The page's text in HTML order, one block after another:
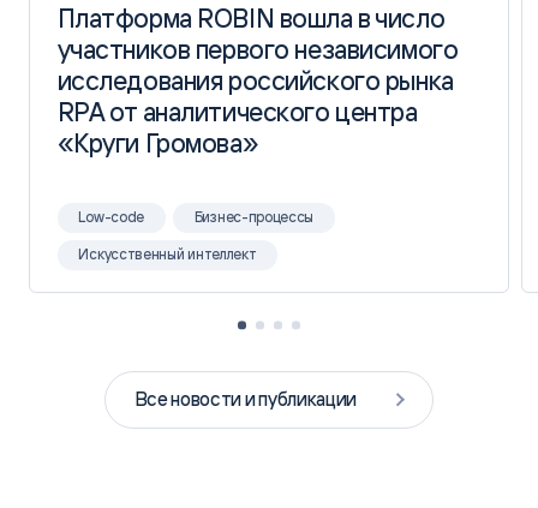
Платформа ROBIN вошла в число
участников первого независимого
исследования российского рынка
RPA от аналитического центра
«Круги Громова»
Платформа ROBIN вошла в число
участников первого независимого
исследования российского рынка
RPA от аналитического центра
«Круги Громова»
Low-code Бизнес-процессы
Искусственный интеллект
Все новости и публикации